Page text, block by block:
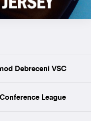
Debreceni VSC
League